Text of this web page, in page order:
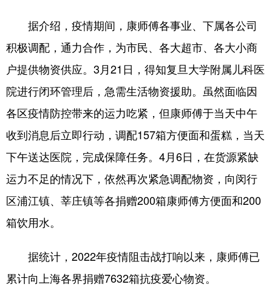
据介绍，疫情期间，康师傅各事业、下属各公司
积极调配，通力合作，为市民、各大超市、各大小商
户提供物资供应。3月21日，得知复旦大学附属儿科医
院进行闭环管理后，急需生活物资援助。虽然面临因
各区疫情防控带来的运力吃紧，但康师傅于当天中午
收到消息后立即行动，调配157箱方便面和蛋糕，当天
下午送达医院，完成保障任务。4月6日，在货源紧缺
运力不足的情况下，依然再次紧急调配物资，向闵行
区浦江镇、莘庄镇等各捐赠200箱康师傅方便面和200
箱饮用水。
据统计，2022年疫情阻击战打响以来，康师傅已
累计向上海各界捐赠7632箱抗疫爱心物资。